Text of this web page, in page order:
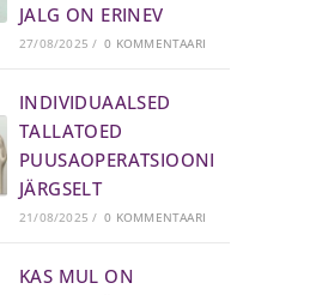
JALG ON ERINEV
27/08/2025 / 0 KOMMENTAARI
INDIVIDUAALSED
TALLATOED
PUUSAOPERATSIOONI
JÄRGSELT
21/08/2025 / 0 KOMMENTAARI
KAS MUL ON